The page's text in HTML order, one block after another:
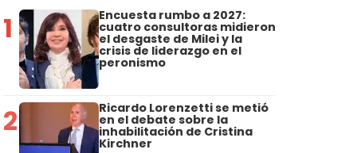
1 Encuesta rumbo a 2027:
cuatro consultoras midieron
el desgaste de Milei y la
crisis de liderazgo en el
peronismo
2 Ricardo Lorenzetti se metió
en el debate sobre la
inhabilitación de Cristina
Kirchner